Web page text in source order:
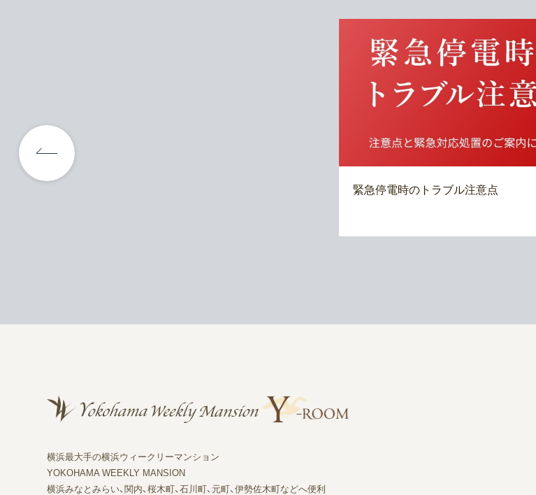
緊急停電時のトラブル注意点
横浜最大手の横浜ウィークリーマンション
YOKOHAMA WEEKLY MANSION
横浜みなとみらい、関内、桜木町、石川町、元町、伊勢佐木町などへ便利